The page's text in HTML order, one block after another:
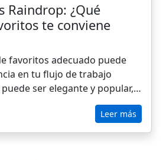
Raindrop: ¿Qué
te conviene
favoritos adecuado puede
en tu flujo de trabajo
ser elegante y popular,
para tu forma de
artículo, compararemos
un moderno gestor de
Leer más